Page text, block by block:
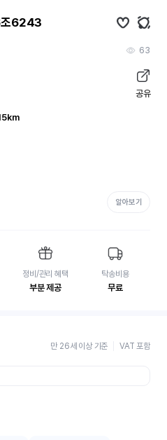
6243
63
공유
알아보기
정비/관리 혜택
부분 제공
탁송비용
무료
만 26세 이상 기준 VAT 포함